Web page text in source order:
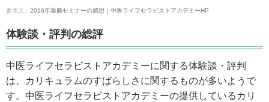
参照元： 2016年薬膳セミナーの感想｜中医ライフセラピストアカデミーHP
体験談・評判の総評
中医ライフセラピストアカデミーに関する体験談・評判
は、カリキュラムのすばらしさに関するものが多いようで
す。中医ライフセラピストアカデミーの提供しているカリ